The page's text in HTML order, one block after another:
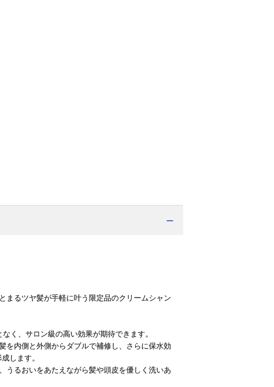
まるツヤ髪が手軽に叶う限定品のクリームシャン
く、サロン級の高い効果が期待できます。
を内側と外側からダブルで補修し、さらに保水効
します。
うるおいをあたえながら髪や頭皮を優しく洗いあ